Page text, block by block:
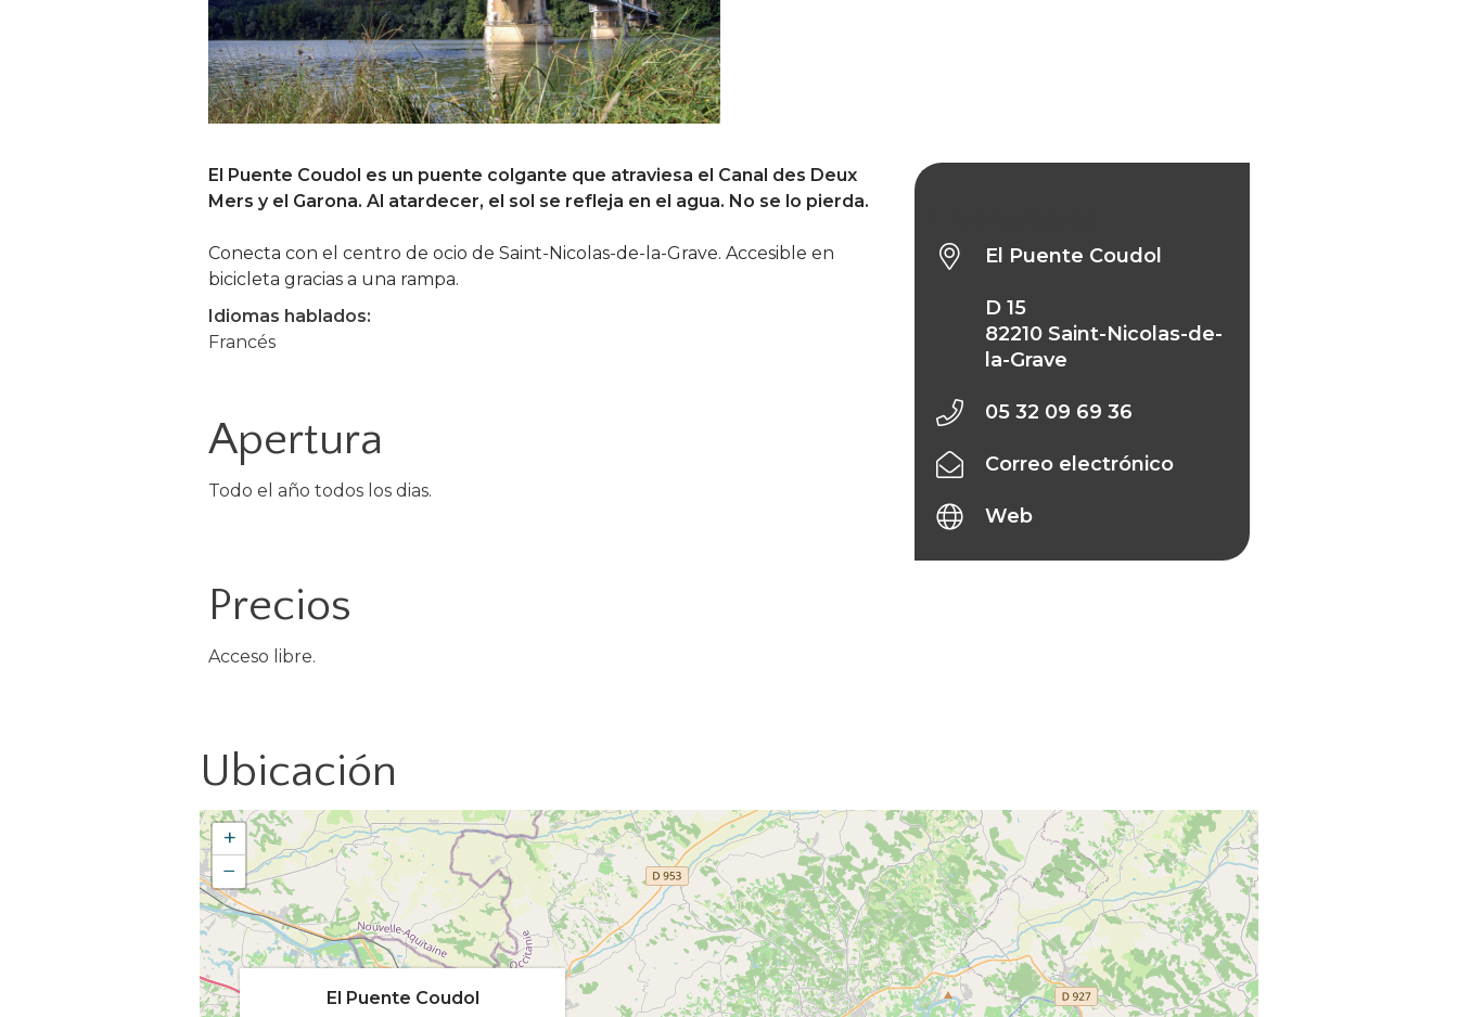
El Puente Coudol es un puente colgante que atraviesa el Canal des Deux
Mers y el Garona. Al atardecer, el sol se refleja en el agua. No se lo pierda.
Conecta con el centro de ocio de Saint-Nicolas-de-la-Grave. Accesible en
bicicleta gracias a una rampa.
Idiomas hablados:
Francés
Apertura
Todo el año todos los dias.
Precios
Acceso libre.
El Puente Coudol
D 15
82210 Saint-Nicolas-de-
la-Grave
05 32 09 69 36
Correo electrónico
Web
Ubicación
+
−
El Puente Coudol